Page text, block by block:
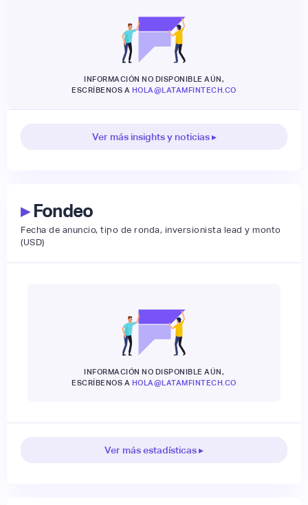
INFORMACIÓN NO DISPONIBLE AÚN,
ESCRÍBENOS A HOLA@LATAMFINTECH.CO
Ver más insights y noticias ▸
▸Fondeo
Fecha de anuncio, tipo de ronda, inversionista lead y monto
(USD)
INFORMACIÓN NO DISPONIBLE AÚN,
ESCRÍBENOS A HOLA@LATAMFINTECH.CO
Ver más estadísticas ▸